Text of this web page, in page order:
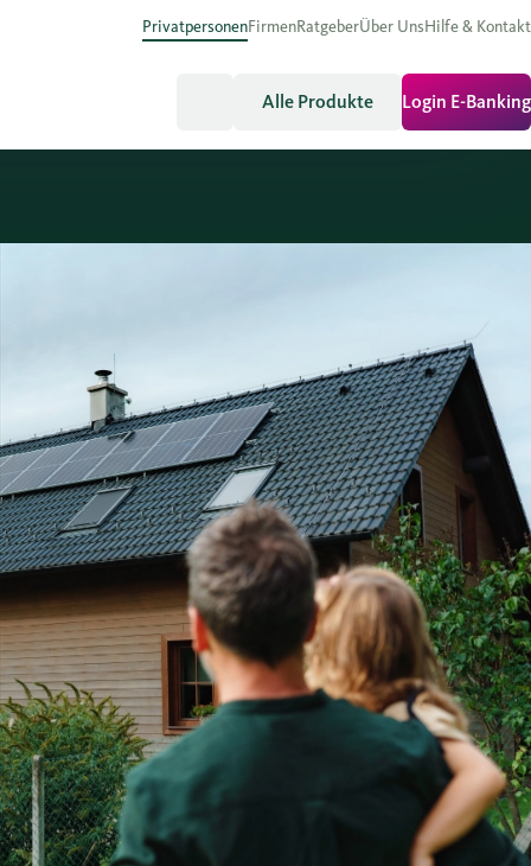
PrivatpersonenFirmenRatgeberÜber UnsHilfe & Kontakt
Alle Produkte Login E-Banking